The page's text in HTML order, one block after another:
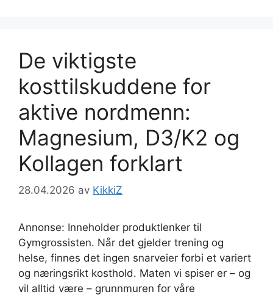
De viktigste
kosttilskuddene for
aktive nordmenn:
Magnesium, D3/K2 og
Kollagen forklart
28.04.2026 av KikkiZ
Annonse: Inneholder produktlenker til
Gymgrossisten. Når det gjelder trening og
helse, finnes det ingen snarveier forbi et variert
og næringsrikt kosthold. Maten vi spiser er – og
vil alltid være – grunnmuren for våre